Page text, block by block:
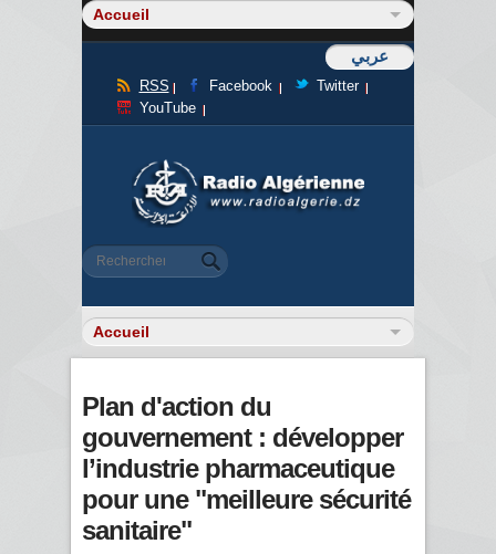
عربي
RSS Facebook
Twitter
YouTube
Formulaire de recherche
Rechercher
Plan d'action du
gouvernement : développer
l’industrie pharmaceutique
pour une "meilleure sécurité
sanitaire"